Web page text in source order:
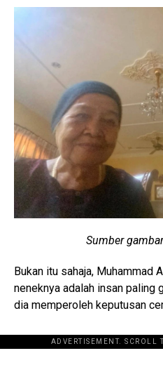
Sumber
Bukan itu sahaja, Muhammad
neneknya adalah insan paling
dia memperoleh keputusan
ADVERTISEMENT. SCROLL